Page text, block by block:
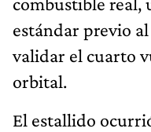
estándar previo
validar el cuarto
orbital.
El estallido